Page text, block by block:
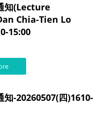
知(Lecture
Chia-Tien Lo
15:00
知-20260507(四)1610-